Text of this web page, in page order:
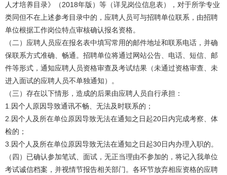
人才培养目录》（2018年版）等（详见岗位信息表），对于所学专业
类同但不在上述参考目录中的，应聘人员可与招聘单位联系，由招聘
单位根据工作岗位特点审核确认报名资格。
（二）应聘人员应在报名表中填写常用的邮件地址和联系电话，并确
保联系方式准确、畅通。招聘单位将通过网站公告、电话、短信、邮
件等形式，通知应聘人员资格审查及考试结果（未通过资格审查、未
进入面试的应聘人员不单独通知）。
（三）存在以下情形，造成的后果由应聘人员自行承担：
1.因个人原因导致通讯不畅、无法及时联系的；
2.因个人及所在单位原因导致无法在通知之日起20日内完成考察、体
检的；
3.因个人及所在单位原因导致无法在通知之日起30日内办理入职的。
（四）已确认参加笔试、面试，无正当理由不参加的，将记入我单位
考试诚信档案，并视情节报告相关部门。各环节放弃相应资格的应聘